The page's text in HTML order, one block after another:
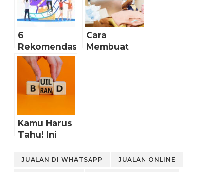
dengan
Caption
Instagram
yang Keren.
6
Rekomendasi
Aplikasi Edit
Video
Terbaik dan
Gratis
Cara
Membuat
Kamu Harus
Tahu! Ini
Mendaftarkan
JUALAN DI WHATSAPP JUALAN ONLINE